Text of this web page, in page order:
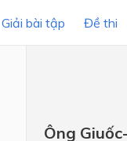
Giải bài tập Đề thi
Ông